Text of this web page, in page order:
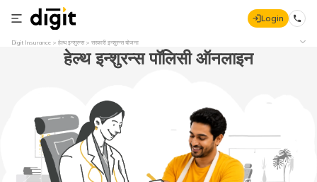
Login
Digit Insurance हेल्थ इन्शुरन्स सरकारी इन्शुरन्स योजना
हेल्थ इन्शुरन्स पॉलिसी ऑनलाइन